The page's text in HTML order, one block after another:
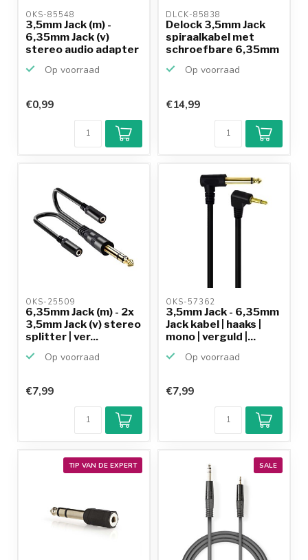
OKS-85548
3,5mm Jack (m) -
6,35mm Jack (v)
stereo audio adapter
Op voorraad
€0,99
DLCK-85838
Delock 3,5mm Jack
spiraalkabel met
schroefbare 6,35mm
Op voorraad
€14,99
OKS-25509
6,35mm Jack (m) - 2x
3,5mm Jack (v) stereo
splitter | ver...
Op voorraad
€7,99
OKS-57362
3,5mm Jack - 6,35mm
Jack kabel | haaks |
mono | verguld |...
Op voorraad
€7,99
TIP VAN DE EXPERT SALE